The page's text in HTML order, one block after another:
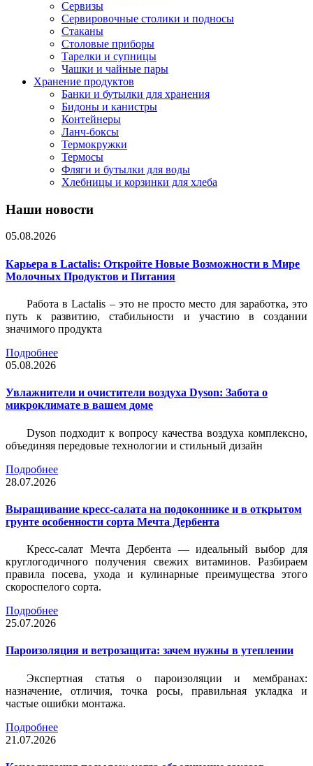
Сервизы
Сервировочные столики и подносы
Стаканы
Столовые приборы
Тарелки и супницы
Чашки и чайные пары
Хранение продуктов
Банки и бутылки для хранения
Бидоны и канистры
Контейнеры
Ланч-боксы
Термокружки
Термосы
Фляги и бутылки для воды
Хлебницы и корзинки для хлеба
Наши новости
05.08.2026
Карьера в Lactalis: Откройте Новые Возможности в Мире
Молочных Продуктов и Питания
Работа в Lactalis – это не просто место для заработка, это
путь к развитию, стабильности и участию в создании
значимого продукта
Подробнее
05.08.2026
Увлажнители и очистители воздуха Dyson: Забота о
микроклимате в вашем доме
Dyson подходит к вопросу качества воздуха комплексно,
объединяя передовые технологии и стильный дизайн
Подробнее
28.07.2026
Выращивание кресс-салата на подоконнике и в открытом
грунте особенности сорта Мечта Дербента
Кресс-салат Мечта Дербента — идеальный выбор для
круглогодичного получения свежих витаминов. Разбираем
правила посева, ухода и кулинарные преимущества этого
скороспелого сорта.
Подробнее
25.07.2026
Пароизоляция и ветрозащита: зачем нужны в утеплении
Экспертная статья о пароизоляции и мембранах:
назначение, отличия, точка росы, правильная укладка и
частые ошибки монтажа.
Подробнее
21.07.2026